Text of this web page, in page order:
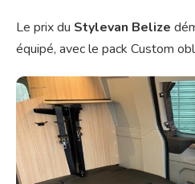
Le prix du Stylevan Belize
équipé, avec le pack Custom